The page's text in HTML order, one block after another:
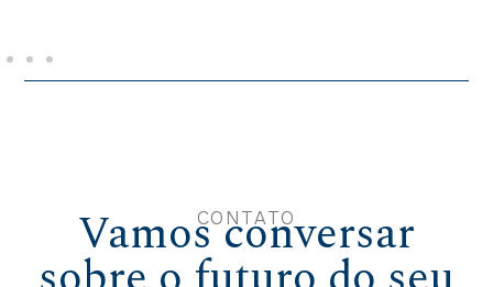
CONTATO
Vamos conversar